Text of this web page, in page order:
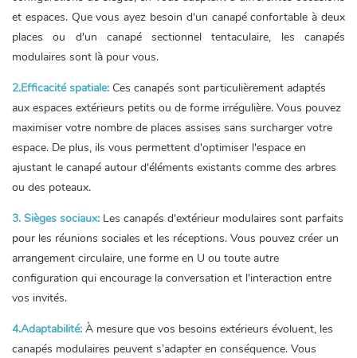
et espaces. Que vous ayez besoin d'un canapé confortable à deux
places ou d'un canapé sectionnel tentaculaire, les canapés
modulaires sont là pour vous.
2.Efficacité spatiale: Ces canapés sont particulièrement adaptés
aux espaces extérieurs petits ou de forme irrégulière. Vous pouvez
maximiser votre nombre de places assises sans surcharger votre
espace. De plus, ils vous permettent d'optimiser l'espace en
ajustant le canapé autour d'éléments existants comme des arbres
ou des poteaux.
3. Sièges sociaux: Les canapés d'extérieur modulaires sont parfaits
pour les réunions sociales et les réceptions. Vous pouvez créer un
arrangement circulaire, une forme en U ou toute autre
configuration qui encourage la conversation et l'interaction entre
vos invités.
4.Adaptabilité: À mesure que vos besoins extérieurs évoluent, les
canapés modulaires peuvent s’adapter en conséquence. Vous